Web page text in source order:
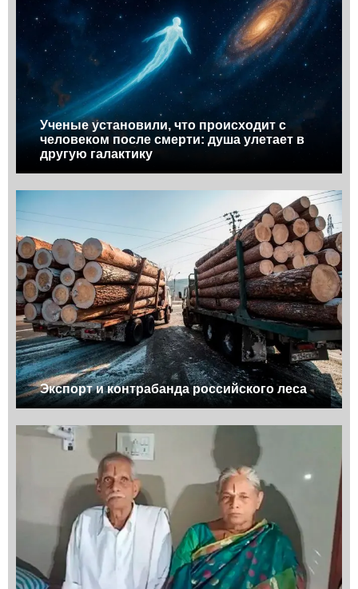
Ученые установили, что происходит с
человеком после смерти: душа улетает в
другую галактику
Экспорт и контрабанда российского леса